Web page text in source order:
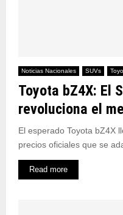
Noticias Nacionales SUVs
Toyota bZ4X: El
revoluciona el
El esperado Toyota bZ4X
precios oficiales que se
Read more